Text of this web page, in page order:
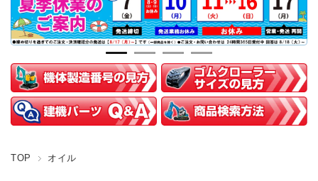
TOP オイル